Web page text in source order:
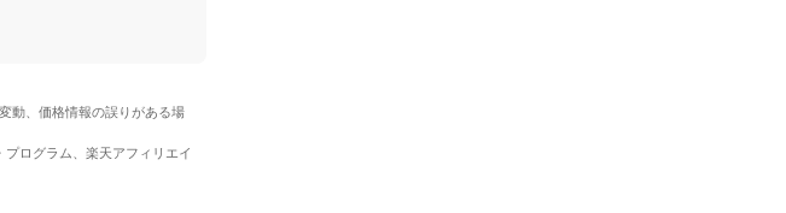
動、価格情報の誤りがある場
ログラム、楽天アフィリエイ